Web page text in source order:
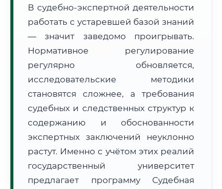
Формат учебы:
Дистанционно
🗺️ Зона обслуживания: г. Алма-Ата
Расчет логистики оригиналов:
• Маршрут транзита: ~1 893 км
• Экспресс-доставка СДЭК / Почтой:
3–5 рабочих дней
📜 Документы и аккредитация ФИС ФРДО
В судебно-экспертной деятельности
работать с устаревшей базой знаний
— значит заведомо проигрывать.
Нормативное регулирование
регулярно обновляется,
исследовательские методики
становятся сложнее, а требования
судебных и следственных структур к
содержанию и обоснованности
экспертных заключений неуклонно
растут. Именно с учётом этих реалий
государственный университет
предлагает программу Судебная